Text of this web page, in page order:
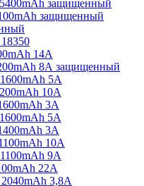
защищенный
защищенный
14A
8А защищенный
5А
10А
3A
5A
3A
10A
9A
22A
3,8А